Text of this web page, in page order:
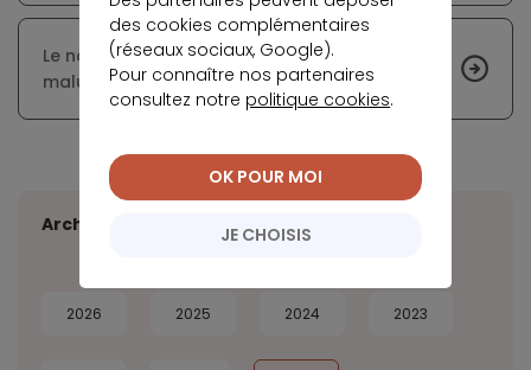
Le nouveau barème écologique prévoit un
malus maximal de 20 000 euros
Archives
2026 2025 2024 2023
des cookies complémentaires
(réseaux sociaux, Google).
Pour connaître nos partenaires
consultez notre politique cookies.
JE CHOISIS
OK POUR MOI